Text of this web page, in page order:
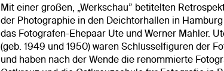
Mit einer großen, „Werkschau” betitelten
der Photographie in den Deichtorhallen in
das Fotografen-Ehepaar Ute und Werner Mahler.
(geb. 1949 und 1950) waren Schlüsselfiguren der
und haben nach der Wende die renommierte